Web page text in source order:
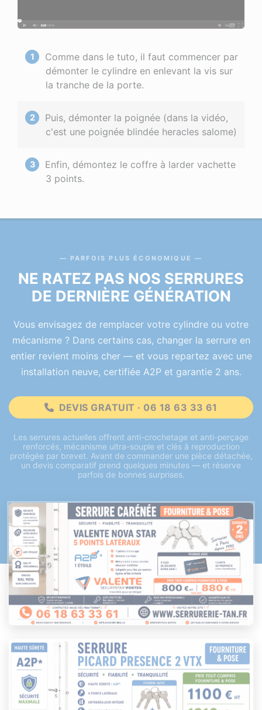
Comme dans le tuto, il faut commencer par
démonter le cylindre en enlevant la vis sur
la tranche de la porte.
Puis, démonter la poignée (dans la vidéo,
c'est une poignée blindée heracles salome)
Enfin, démontez le coffre à larder vachette
3 points.
PARFOIS PLUS ÉCONOMIQUE
NE RATEZ PAS NOS SERRURES
DE DERNIÈRE GÉNÉRATION
Vous envisagez de remplacer votre cylindre ou votre
mécanisme ? Dans certains cas, changer la serrure en
entier revient moins cher — et vous repartez avec une
installation neuve, certifiée A2P et garantie 2 ans.
DEVIS GRATUIT · 06 18 63 33 61
Les serrures actuelles offrent anti-crochetage et anti-perçage
renforcés, mécanisme ultra-souple et clés à reproduction
protégée par brevet. Avant de commander une pièce détachée,
un devis comparatif prend quelques minutes — et réserve
parfois de bonnes surprises.